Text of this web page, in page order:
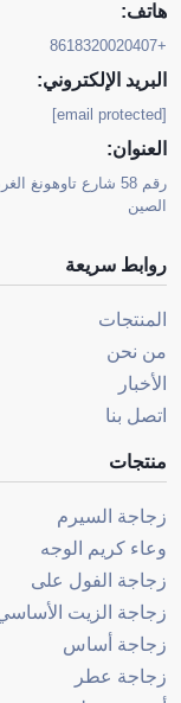
هاتف:
+8618320020407
البريد الإلكتروني:
[email protected]
العنوان:
رقم 58 شارع
الصين
روابط سريعة
المنتجات
من نحن
الأخبار
اتصل بنا
منتجات
زجاجة السيرم
وعاء كريم الوجه
زجاجة الفول على
زجاجة الزيت
زجاجة أساس
زجاجة عطر